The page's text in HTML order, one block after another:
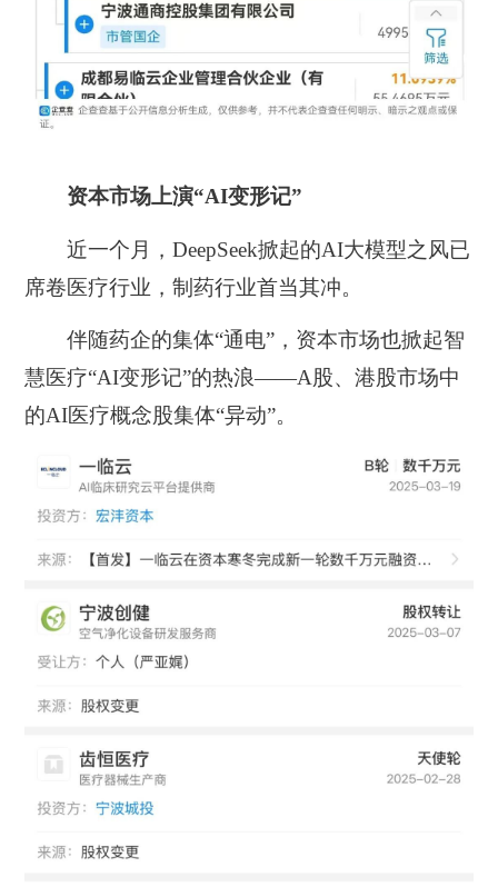
资本市场上演“AI变形记”
近一个月，DeepSeek掀起的AI大模型之风已
席卷医疗行业，制药行业首当其冲。
伴随药企的集体“通电”，资本市场也掀起智
慧医疗“AI变形记”的热浪——A股、港股市场中
的AI医疗概念股集体“异动”。